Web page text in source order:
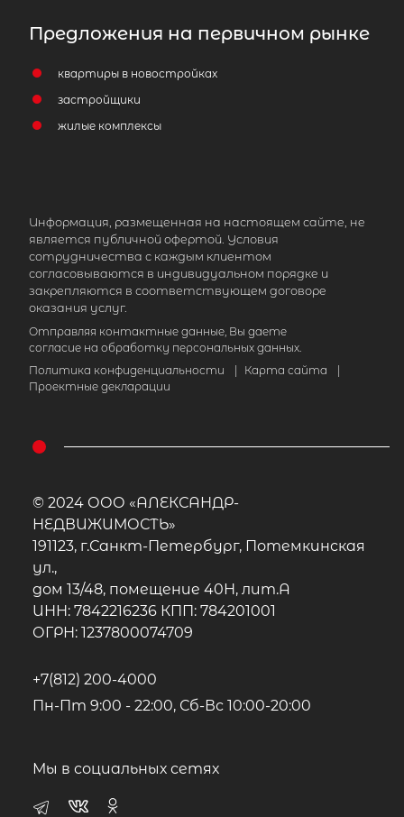
Предложения на первичном рынке
квартиры в новостройках
застройщики
жилые комплексы
Информация, размещенная на настоящем сайте, не
является публичной офертой. Условия
сотрудничества с каждым клиентом
согласовываются в индивидуальном порядке и
закрепляются в соответствующем договоре
оказания услуг.
Отправляя контактные данные, Вы даете
согласие на обработку персональных данных.
Политика конфиденциальности
Карта сайта
Проектные декларации
© 2024 ООО «АЛЕКСАНДР-
НЕДВИЖИМОСТЬ»
191123, г.Санкт-Петербург, Потемкинская
ул.,
дом 13/48, помещение 40Н, лит.А
ИНН: 7842216236 КПП: 784201001
ОГРН: 1237800074709
+7(812) 200-4000
Пн-Пт 9:00 - 22:00, Сб-Вс 10:00-20:00
Мы в социальных сетях